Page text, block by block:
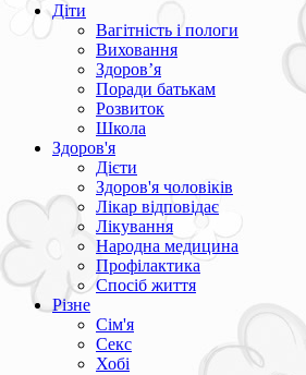
Діти
Вагітність і пологи
Виховання
Здоров’я
Поради батькам
Розвиток
Школа
Здоров'я
Дієти
Здоров'я чоловіків
Лікар відповідає
Лікування
Народна медицина
Профілактика
Спосіб життя
Різне
Сім'я
Секс
Хобі